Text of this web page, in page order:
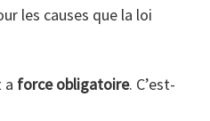
les causes que la loi
a force obligatoire. C’est-